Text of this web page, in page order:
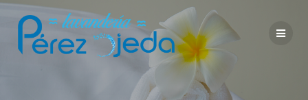
al
contenido